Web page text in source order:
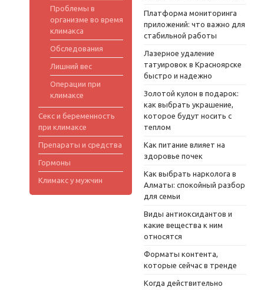
Проблемы в
организме во время
климакса
Обследования
Лишний вес
Операции при
климаксе
Секс и беременность
при климаксе
Препараты и средства
Гормоны
Климакс у мужчин
Платформа мониторинга
приложений: что важно для
стабильной работы
Лазерное удаление
татуировок в Красноярске
быстро и надежно
Золотой кулон в подарок:
как выбрать украшение,
которое будут носить с
теплом
Как питание влияет на
здоровье почек
Как выбрать нарколога в
Алматы: спокойный разбор
для семьи
Виды антиоксидантов и
какие вещества к ним
относятся
Форматы контента,
которые сейчас в тренде
Когда действительно